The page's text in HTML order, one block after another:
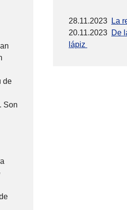
de
Son
28.11.2023
La
20.11.2023 De
lápiz